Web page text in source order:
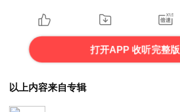
打开APP 收听完整版
以上内容来自专辑